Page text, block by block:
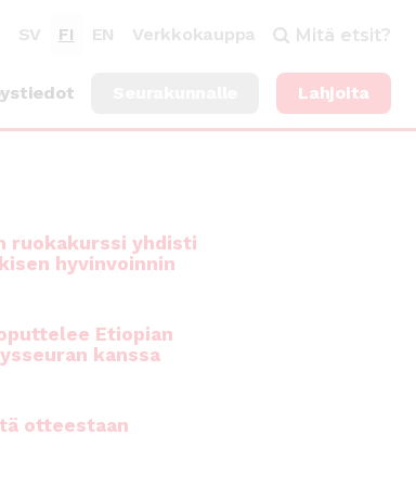
SV FI EN Verkkokauppa Mitä etsit?
Lahjoita
ruokakurssi yhdisti
hyvinvoinnin
Etiopian
kanssa
otteestaan